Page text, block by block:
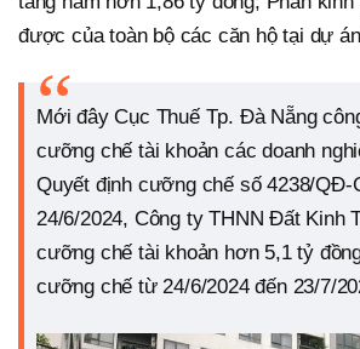
được của toàn bộ các căn hộ tại dự
Mới đây Cục Thuế Tp. Đà Nẵng
cưỡng chế tài khoản các doanh
Quyết định cưỡng chế số 4238/QĐ-
24/6/2024, Công ty THNN Đất Kinh
cưỡng chế tài khoản hơn 5,1 tỷ
cưỡng chế từ 24/6/2024 đến 23/7/